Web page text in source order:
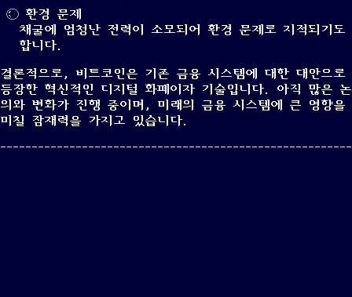
환경 문제
채굴에 엄청난 전력이 소모되어 환경 문제로 지적되기도
합니다.
결론적으로, 비트코인은 기존 금융 시스템에 대한 대안으로
등장한 혁신적인 디지털 화폐이자 기술입니다. 아직 많은 논
의와 변화가 진행 중이며, 미래의 금융 시스템에 큰 영향을
미칠 잠재력을 가지고 있습니다.